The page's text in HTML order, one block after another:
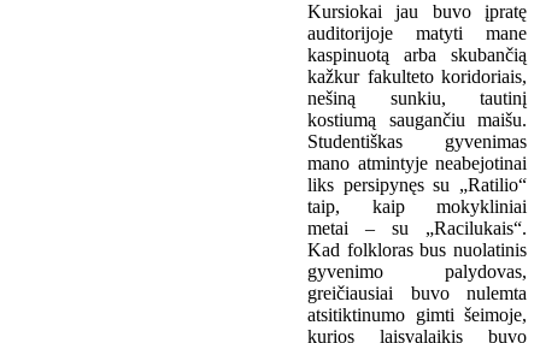
Kursiokai jau buvo įpratę
auditorijoje matyti mane
kaspinuotą arba skubančią
kažkur fakulteto koridoriais,
nešiną sunkiu, tautinį
kostiumą saugančiu maišu.
Studentiškas gyvenimas
mano atmintyje neabejotinai
liks persipynęs su „Ratilio“
taip, kaip mokykliniai
metai – su „Racilukais“.
Kad folkloras bus nuolatinis
gyvenimo palydovas,
greičiausiai buvo nulemta
atsitiktinumo gimti šeimoje,
kurios laisvalaikis buvo